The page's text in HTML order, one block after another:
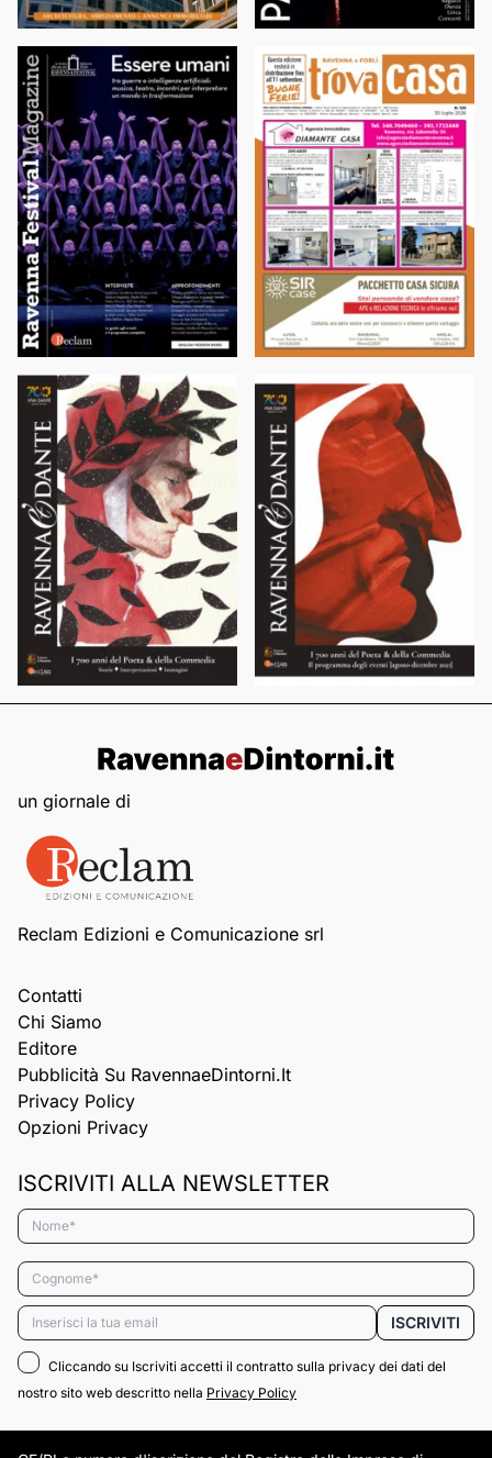
un giornale di
Reclam Edizioni e Comunicazione srl
Contatti
Chi Siamo
Editore
Pubblicità Su RavennaeDintorni.it
Privacy Policy
Opzioni Privacy
ISCRIVITI ALLA NEWSLETTER
Nome*
Cognome*
Email* ISCRIVITI
Cliccando su Iscriviti accetti il contratto sulla privacy dei dati del
nostro sito web descritto nella Privacy Policy